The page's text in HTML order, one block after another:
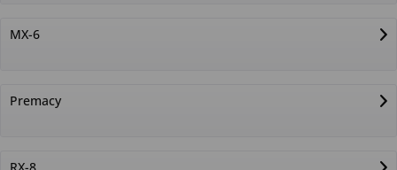
MX-6
Premacy